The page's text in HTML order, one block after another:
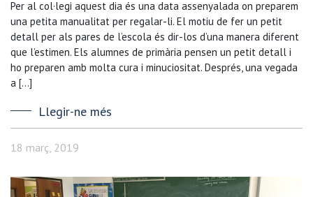
Per al col·legi aquest dia és una data assenyalada on preparem
una petita manualitat per regalar-li. El motiu de fer un petit
detall per als pares de l’escola és dir-los d’una manera diferent
que l’estimen. Els alumnes de primària pensen un petit detall i
ho preparen amb molta cura i minuciositat. Després, una vegada
a […]
Llegir-ne més
18 març, 2019